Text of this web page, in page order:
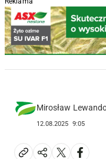
Mirosław
12.08.2025 9:05